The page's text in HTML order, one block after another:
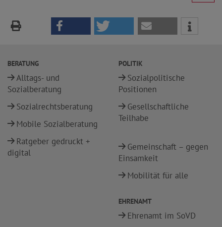
BERATUNG
Alltags- und
Sozialberatung
Sozialrechtsberatung
Mobile Sozialberatung
Ratgeber gedruckt +
digital
POLITIK
Sozialpolitische
Positionen
Gesellschaftliche
Teilhabe
Gemeinschaft – gegen
Einsamkeit
Mobilität für alle
EHRENAMT
Ehrenamt im SoVD